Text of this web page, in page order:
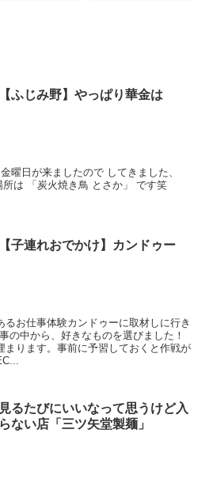
【ふじみ野】やっぱり華金は
来ましたので してきました、
は 「炭火焼き鳥 とさか」 です笑
【子連れおでかけ】カンドゥー
るお仕事体験カンドゥーに取材しに行き
の中から、好きなものを選びました！
まります。事前に予習しておくと作戦が
見るたびにいいなって思うけど入
らない店「三ツ矢堂製麺」